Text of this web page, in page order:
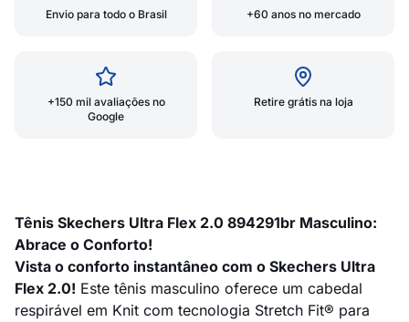
Envio para todo o Brasil +60 anos no mercado
+150 mil avaliações no
Google
Retire grátis na loja
Tênis Skechers Ultra Flex 2.0 894291br Masculino:
Abrace o Conforto!
Vista o conforto instantâneo com o Skechers Ultra
Flex 2.0! Este tênis masculino oferece um cabedal
respirável em Knit com tecnologia Stretch Fit® para